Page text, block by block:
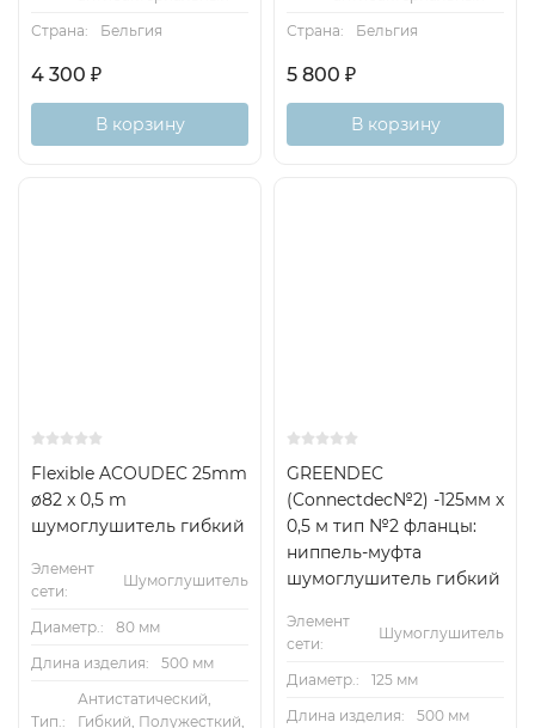
Страна:
Бельгия
4 300 ₽
В корзину
Страна:
Бельгия
5 800 ₽
В корзину
Flexible ACOUDEC 25mm
ø82 x 0,5 m
шумоглушитель гибкий
Элемент
сети:
Шумоглушитель
Диаметр.:
80 мм
Длина изделия:
500 мм
Тип.:
Антистатический,
Гибкий, Полужесткий,
GREENDEC
(Connectdec№2) -125мм x
0,5 м тип №2 фланцы:
ниппель-муфта
шумоглушитель гибкий
Элемент
сети:
Шумоглушитель
Диаметр.:
125 мм
Длина изделия:
500 мм